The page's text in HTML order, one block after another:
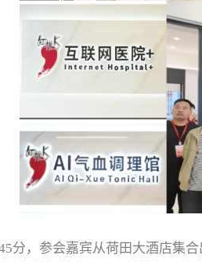
分，参会嘉宾从荷田大酒店集